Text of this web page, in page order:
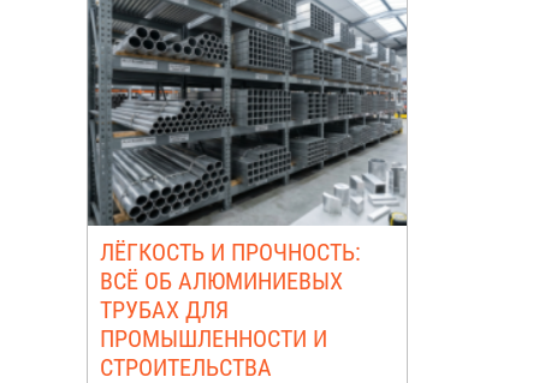
ЛЁГКОСТЬ И ПРОЧНОСТЬ:
ВСЁ ОБ АЛЮМИНИЕВЫХ
ТРУБАХ ДЛЯ
ПРОМЫШЛЕННОСТИ И
СТРОИТЕЛЬСТВА